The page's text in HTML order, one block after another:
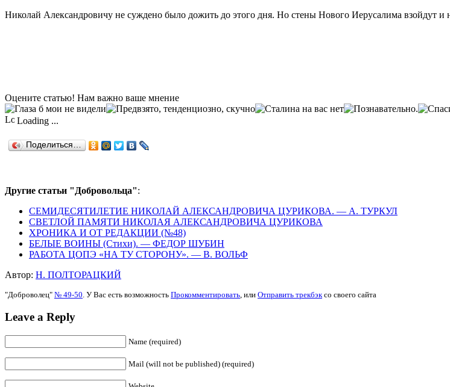
Николай Александровичу не суждено было дожить до этого дня. Но стены Нового Иерусалима взойдут и
Оцените статью! Нам важно ваше мнение
Loading ...
Поделиться…
Другие статьи "Добровольца":
СЕМИДЕСЯТИЛЕТИЕ НИКОЛАЙ АЛЕКСАНДРОВИЧА ЦУРИКОВА. — А. ТУРКУЛ
СВЕТЛОЙ ПАМЯТИ НИКОЛАЯ АЛЕКСАНДРОВИЧА ЦУРИКОВА
ХРОНИКА И ОТ РЕДАКЦИИ (№48)
БЕЛЫЕ ВОИНЫ (Стихи). — ФЕДОР ШУБИН
РАБОТА ЦОПЭ «НА ТУ СТОРОНУ». — В. ВОЛЬФ
Автор: H. ПОЛТОРАЦКИЙ
"Доброволец" № 49-50 . У Вас есть возможность Прокомментировать , или Отправить трекбэк со своего сайта
Leave a Reply
Name (required)
Mail (will not be published) (required)